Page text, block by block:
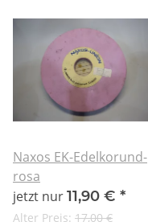
Naxos EK-Edelkorund-
rosa
jetzt nur11,90 € *
Alter Preis: 17,00 €